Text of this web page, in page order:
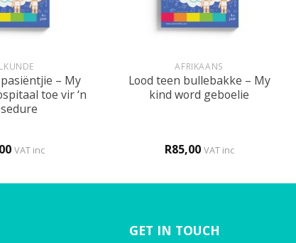
– My
toe vir ‘n
VAT inc
AFRIKAANS
Lood teen bullebakke – My
kind word geboelie
R85,00 VAT inc
GET IN TOUCH